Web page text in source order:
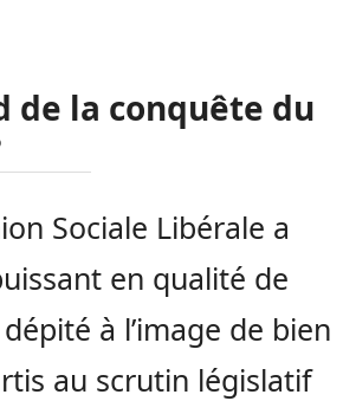
de la conquête du
Sociale Libérale a
en qualité de
à l’image de bien
au scrutin législatif